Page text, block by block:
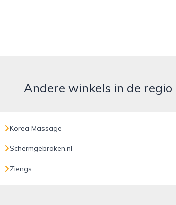
Andere winkels in de regio
Korea Massage
Schermgebroken.nl
Ziengs